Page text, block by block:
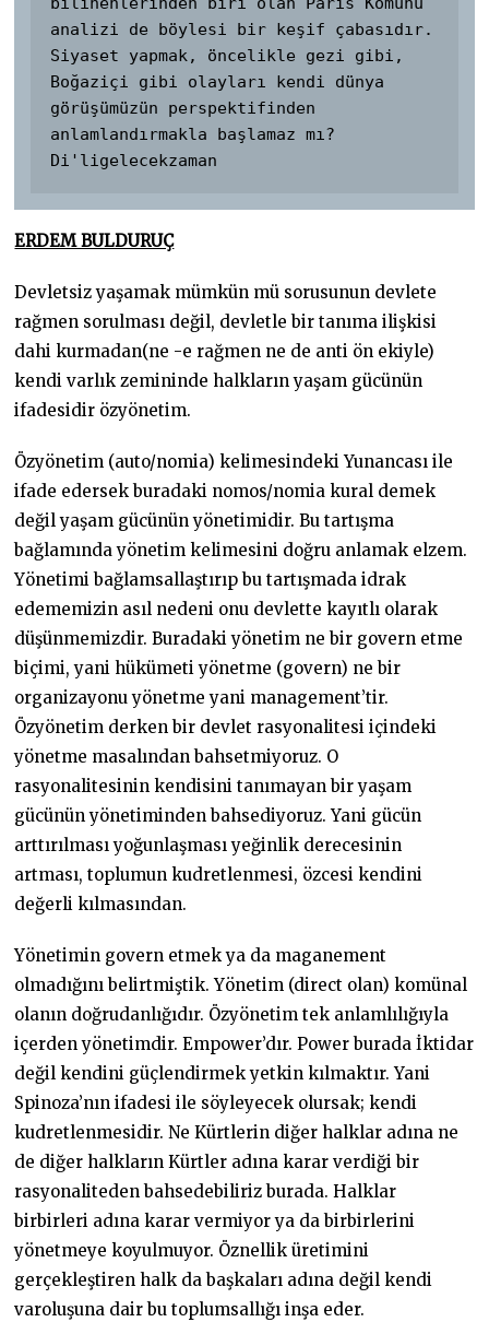
analizi de böylesi bir keşif çabasıdır.
Siyaset yapmak, öncelikle gezi gibi,
Boğaziçi gibi olayları kendi dünya
görüşümüzün perspektifinden
Di'ligelecekzaman
ERDEM BULDURUÇ
Devletsiz yaşamak mümkün mü sorusunun devlete
rağmen sorulması değil, devletle bir tanıma ilişkisi
dahi kurmadan(ne -e rağmen ne de anti ön ekiyle)
kendi varlık zemininde halkların yaşam gücünün
ifadesidir özyönetim.
Özyönetim (auto/nomia) kelimesindeki Yunancası ile
ifade edersek buradaki nomos/nomia kural demek
değil yaşam gücünün yönetimidir. Bu tartışma
bağlamında yönetim kelimesini doğru anlamak elzem.
Yönetimi bağlamsallaştırıp bu tartışmada idrak
edememizin asıl nedeni onu devlette kayıtlı olarak
düşünmemizdir. Buradaki yönetim ne bir govern etme
biçimi, yani hükümeti yönetme (govern) ne bir
organizayonu yönetme yani management’tir.
Özyönetim derken bir devlet rasyonalitesi içindeki
yönetme masalından bahsetmiyoruz. O
rasyonalitesinin kendisini tanımayan bir yaşam
gücünün yönetiminden bahsediyoruz. Yani gücün
arttırılması yoğunlaşması yeğinlik derecesinin
artması, toplumun kudretlenmesi, özcesi kendini
değerli kılmasından.
Yönetimin govern etmek ya da maganement
olmadığını belirtmiştik. Yönetim (direct olan) komünal
olanın doğrudanlığıdır. Özyönetim tek anlamlılığıyla
içerden yönetimdir. Empower’dır. Power burada İktidar
değil kendini güçlendirmek yetkin kılmaktır. Yani
Spinoza’nın ifadesi ile söyleyecek olursak; kendi
kudretlenmesidir. Ne Kürtlerin diğer halklar adına ne
de diğer halkların Kürtler adına karar verdiği bir
rasyonaliteden bahsedebiliriz burada. Halklar
birbirleri adına karar vermiyor ya da birbirlerini
yönetmeye koyulmuyor. Öznellik üretimini
gerçekleştiren halk da başkaları adına değil kendi
varoluşuna dair bu toplumsallığı inşa eder.